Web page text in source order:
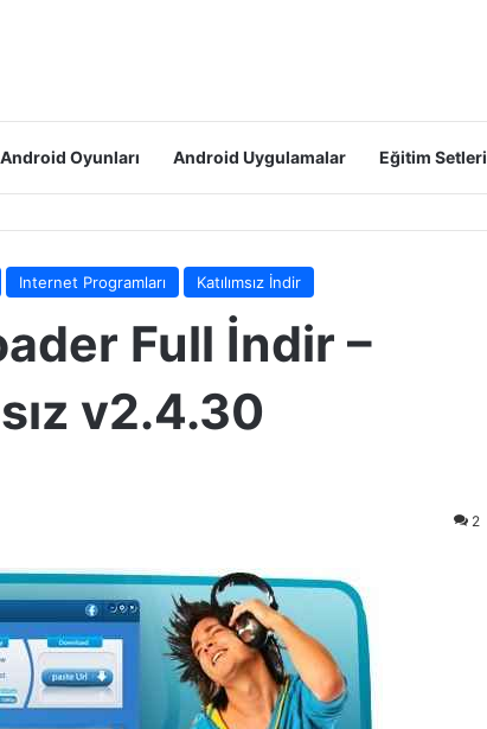
Android Oyunları Android Uygulamalar Eğitim Setleri
Internet Programları Katılımsız İndir
Full İndir –
v2.4.30
2